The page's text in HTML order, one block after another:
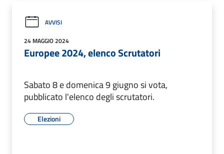
AVVISI
24 MAGGIO 2024
Europee 2024, elenco Scrutatori
Sabato 8 e domenica 9 giugno si vota,
pubblicato l'elenco degli scrutatori.
Elezioni